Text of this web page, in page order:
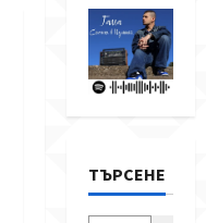
ТЪРСЕНЕ